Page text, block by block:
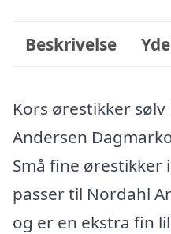
Beskrivelse
Kors ørestikker
Andersen
Små fine ørestikker
passer til Nordahl
og er en ekstra fin